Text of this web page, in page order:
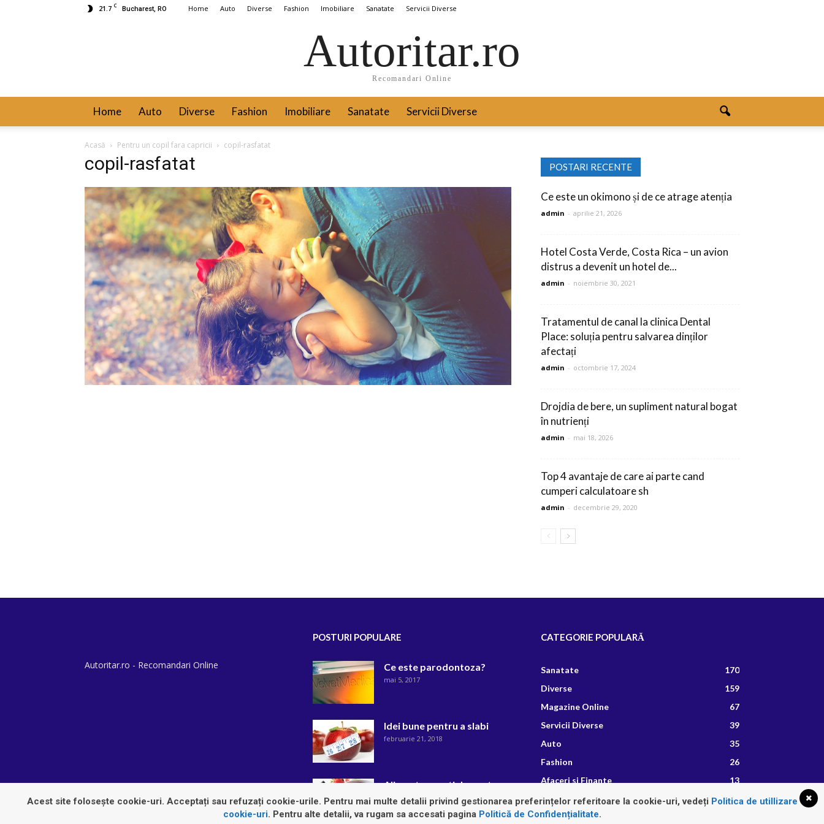
21.7 C Bucharest, RO Home Auto Diverse Fashion Imobiliare Sanatate Servicii Diverse
Autoritar.ro
Recomandari Online
Home Auto Diverse Fashion Imobiliare Sanatate Servicii Diverse
Acasă Pentru un copil fara capricii copil-rasfatat
copil-rasfatat POSTARI RECENTE
Ce este un okimono și de ce atrage atenția
admin - aprilie 21, 2026
Hotel Costa Verde, Costa Rica – un avion
distrus a devenit un hotel de...
admin - noiembrie 30, 2021
Tratamentul de canal la clinica Dental
Place: soluția pentru salvarea dinților
afectați
admin - octombrie 17, 2024
Drojdia de bere, un supliment natural bogat
în nutrienți
admin - mai 18, 2026
Top 4 avantaje de care ai parte cand
cumperi calculatoare sh
admin - decembrie 29, 2020
Autoritar.ro - Recomandari Online
POSTURI POPULARE
Ce este parodontoza?
mai 5, 2017
Idei bune pentru a slabi
februarie 21, 2018
Alimente esentiale pentru o
dieta echilibrata
septembrie 24, 2018
CATEGORIE POPULARĂ
Sanatate
170
Diverse
159
Magazine Online
67
Servicii Diverse
39
Auto
35
Fashion
26
Afaceri si Finante
13
Retete Culinare
8
Acest site folosește cookie-uri. Acceptați sau refuzați cookie-urile. Pentru mai multe detalii privind gestionarea preferințelor referitoare la cookie-uri, vedeți Politica de utillizare
cookie-uri. Pentru alte detalii, va rugam sa accesati pagina Politică de Confidențialitate.